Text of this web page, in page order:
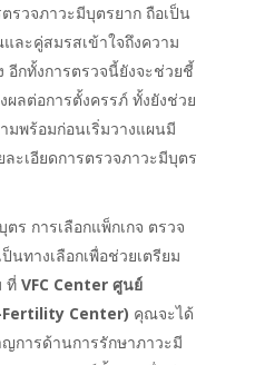
รวจภาวะมีบุตรยาก ถือเป็น
ะคู่สมรสเข้าใจถึงความ
อีกทั้งการตรวจนี้ยังจะช่วยชี้
ผลต่อการตั้งครรภ์ ทั้งยังช่วย
มพร้อมก่อนเริ่มวางแผนมี
ะเอียดการตรวจภาวะมีบุตร
ร การเลือกแพ็กเกจ ตรวจ
นทางเลือกเพื่อช่วยเตรียม
ที่ VFC Center ศูนย์
Fertility Center) คุณจะได้
การด้านการรักษาภาวะมี